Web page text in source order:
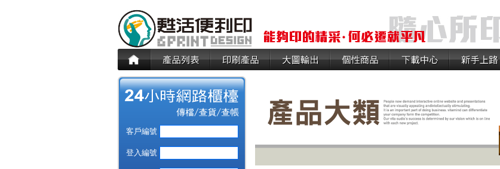
客戶編號
登入編號